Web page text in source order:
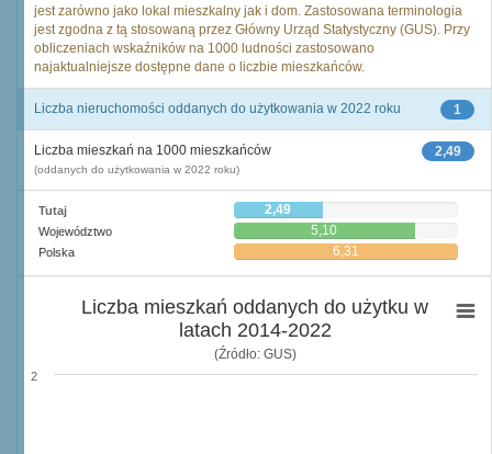
jest zarówno jako lokal mieszkalny jak i dom. Zastosowana terminologia
jest zgodna z tą stosowaną przez Główny Urząd Statystyczny (GUS). Przy
obliczeniach wskaźników na 1000 ludności zastosowano
najaktualniejsze dostępne dane o liczbie mieszkańców.
1
Liczba nieruchomości oddanych do użytkowania w 2022 roku
2,49
Liczba mieszkań na 1000 mieszkańców
(oddanych do użytkowania w 2022 roku)
Tutaj 2,49
Województwo 5,10
Polska 6,31
Liczba mieszkań oddanych do użytku w
latach 2014-2022
(Źródło: GUS)
2